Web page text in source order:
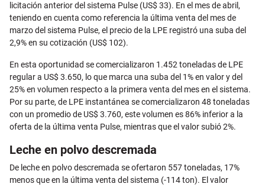
licitación anterior del sistema Pulse (US$ 33). En el mes de abril,
teniendo en cuenta como referencia la última venta del mes de
marzo del sistema Pulse, el precio de la LPE registró una suba del
2,9% en su cotización (US$ 102).
En esta oportunidad se comercializaron 1.452 toneladas de LPE
regular a US$ 3.650, lo que marca una suba del 1% en valor y del
25% en volumen respecto a la primera venta del mes en el sistema.
Por su parte, de LPE instantánea se comercializaron 48 toneladas
con un promedio de US$ 3.760, este volumen es 86% inferior a la
oferta de la última venta Pulse, mientras que el valor subió 2%.
Leche en polvo descremada
De leche en polvo descremada se ofertaron 557 toneladas, 17%
menos que en la última venta del sistema (-114 ton). El valor